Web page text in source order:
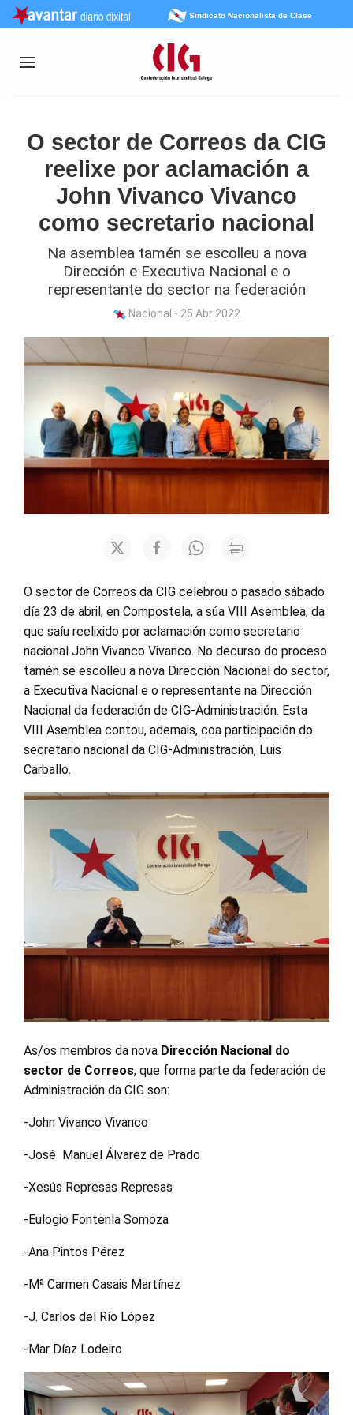
Sindicato Nacionalista de Clase
O sector de Correos da CIG
reelixe por aclamación a
John Vivanco Vivanco
como secretario nacional
Na asemblea tamén se escolleu a nova
Dirección e Executiva Nacional e o
representante do sector na federación
Nacional - 25 Abr 2022
O sector de Correos da CIG celebrou o pasado sábado
día 23 de abril, en Compostela, a súa VIII Asemblea, da
que saíu reelixido por aclamación como secretario
nacional John Vivanco Vivanco. No decurso do proceso
tamén se escolleu a nova Dirección Nacional do sector,
a Executiva Nacional e o representante na Dirección
Nacional da federación de CIG-Administración. Esta
VIII Asemblea contou, ademais, coa participación do
secretario nacional da CIG-Administración, Luis
Carballo.
As/os membros da nova Dirección Nacional do
sector de Correos, que forma parte da federación de
Administración da CIG son:
-John Vivanco Vivanco
-José Manuel Álvarez de Prado
-Xesús Represas Represas
-Eulogio Fontenla Somoza
-Ana Pintos Pérez
-Mª Carmen Casais Martínez
-J. Carlos del Río López
-Mar Díaz Lodeiro